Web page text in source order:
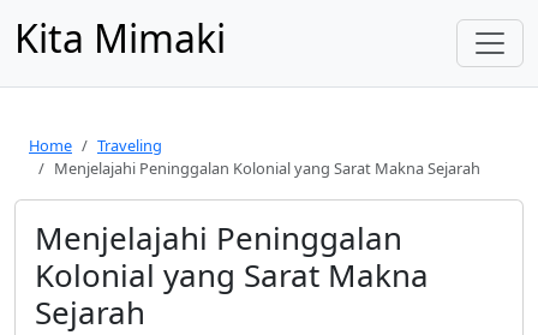
Kita Mimaki
Home
Traveling
Menjelajahi Peninggalan Kolonial yang Sarat Makna Sejarah
Menjelajahi Peninggalan
Kolonial yang Sarat Makna
Sejarah